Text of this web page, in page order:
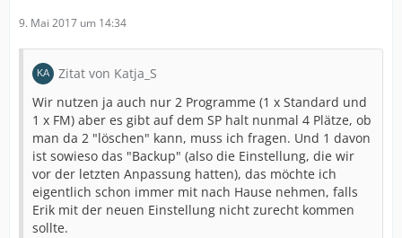
9. Mai 2017 um 14:34
Zitat von Katja_S
Wir nutzen ja auch nur 2 Programme (1 x Standard und
1 x FM) aber es gibt auf dem SP halt nunmal 4 Plätze, ob
man da 2 "löschen" kann, muss ich fragen. Und 1 davon
ist sowieso das "Backup" (also die Einstellung, die wir
vor der letzten Anpassung hatten), das möchte ich
eigentlich schon immer mit nach Hause nehmen, falls
Erik mit der neuen Einstellung nicht zurecht kommen
sollte.